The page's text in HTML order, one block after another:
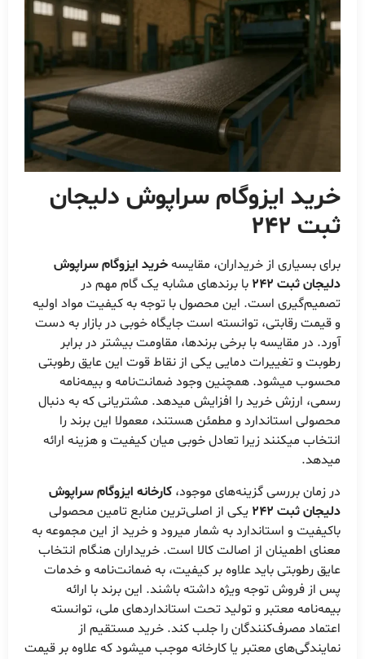
خرید ایزوگام سراپوش دلیجان
ثبت 242
برای بسیاری از خریداران، مقایسهخرید ایزوگام سراپوش
دلیجان ثبت 242
با برندهای مشابه یک گام مهم در
تصمیم‌گیری است. این محصول با توجه به کیفیت مواد اولیه
و قیمت رقابتی، توانسته است جایگاه خوبی در بازار به دست
آورد. در مقایسه با برخی برندها، مقاومت بیشتر در برابر
رطوبت و تغییرات دمایی یکی از نقاط قوت این عایق رطوبتی
محسوب میشود. همچنین وجود ضمانت‌نامه و بیمه‌نامه
رسمی، ارزش خرید را افزایش میدهد. مشتریانی که به دنبال
محصولی استاندارد و مطمئن هستند، معمولا این برند را
انتخاب میکنند زیرا تعادل خوبی میان کیفیت و هزینه ارائه
میدهد.
در زمان بررسی گزینه‌های موجود، کارخانه ایزوگام سراپوش
دلیجان ثبت 242
یکی از اصلی‌ترین منابع تامین محصولی
باکیفیت و استاندارد به شمار میرود و خرید از این مجموعه به
معنای اطمینان از اصالت کالا است. خریداران هنگام انتخاب
عایق رطوبتی باید علاوه بر کیفیت، به ضمانت‌نامه و خدمات
پس از فروش توجه ویژه داشته باشند. این برند با ارائه
بیمه‌نامه معتبر و تولید تحت استانداردهای ملی، توانسته
اعتماد مصرف‌کنندگان را جلب کند. خرید مستقیم از
نمایندگی‌های معتبر یا کارخانه موجب میشود که علاوه بر قیمت